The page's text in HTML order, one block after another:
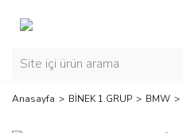
Anasayfa BİNEK 1.GRUP BMW